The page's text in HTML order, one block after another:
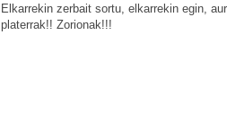
Elkarrekin zerbait sortu, elkarrekin egin,
platerrak!! Zorionak!!!